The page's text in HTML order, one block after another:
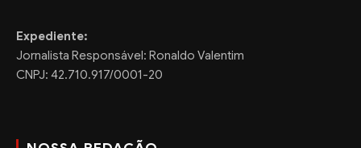
Expediente:
Jornalista Responsável: Ronaldo Valentim
CNPJ: 42.710.917/0001-20